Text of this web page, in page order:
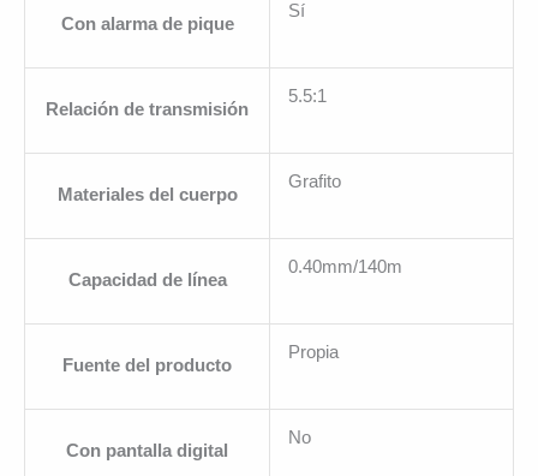
Con alarma de pique
Sí
Relación de transmisión
5.5:1
Materiales del cuerpo
Grafito
Capacidad de línea
0.40mm/140m
Fuente del producto
Propia
Con pantalla digital
No